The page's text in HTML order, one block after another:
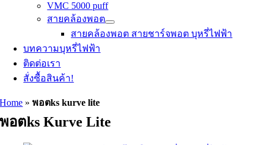
VMC 5000 puff
สายคล้องพอต
สายคล้องพอต สายชาร์จพอต บุหรี่ไฟฟ้า
บทความบุหรี่ไฟฟ้า
ติดต่อเรา
สั่งซื้อสินค้า!
Home »พอตks kurve lite
พอตks Kurve Lite